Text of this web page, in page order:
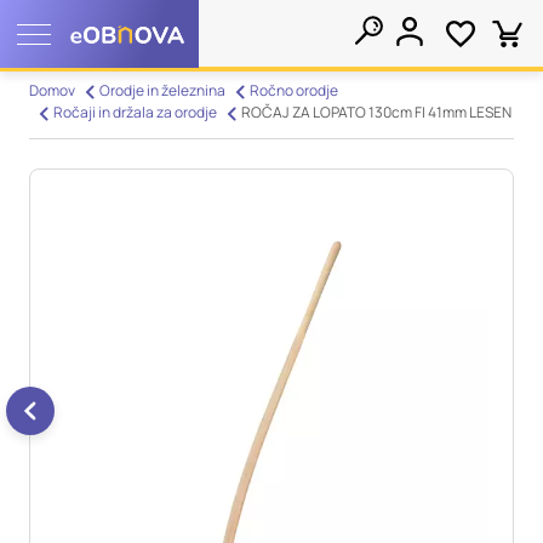
Domov Orodje in železnina
Ročno orodje
Ročaji in držala za orodje
ROČAJ ZA LOPATO 130cm FI 41mm LESEN
Nastavitve piškotkov
piškotkov. Te informacije se lahko navezujejo na vas, vaše
nastavitve, vašo napravo ali pa skrbijo, da vaše spletno mesto
deluje v skladu z vašimi pričakovanji. Te informacije običajno
ne razkrivajo neposredno vaše identitete, vendar vam lahko
zagotovijo bolj prilagojeno spletno uporabniško izkušnjo.
Nekatere vrste piškotkov lahko zavrnete. Klikajte različna
imena kategorij, da si ogledate več informacij in spremenite
privzete nastavitve. Blokiranje določenih vrst piškotkov vpliva
na vašo uporabo tega spletnega mesta in naše storitve.